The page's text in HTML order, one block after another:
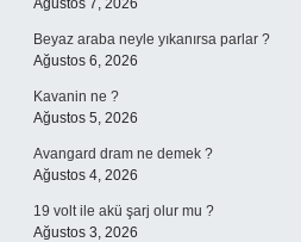
Ağustos 7, 2026
Beyaz araba neyle yıkanırsa parlar ?
Ağustos 6, 2026
Kavanin ne ?
Ağustos 5, 2026
Avangard dram ne demek ?
Ağustos 4, 2026
19 volt ile akü şarj olur mu ?
Ağustos 3, 2026